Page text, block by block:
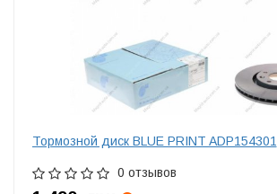
Тормозной диск BLUE PRINT ADP154301
0 отзывов